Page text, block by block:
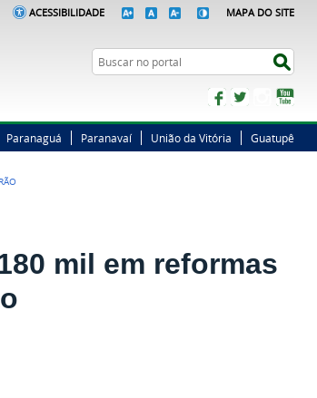
ACESSIBILIDADE MAPA DO SITE
Busca
FacebookTwitterInstagram
Paranaguá Paranavaí União da Vitória Guatupê
mil em reformas